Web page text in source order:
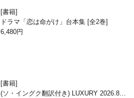
書籍
ドラマ「恋は命がけ」台本集 [全2巻]
6,480円
書籍
(ソ・イングク翻訳付き) LUXURY 2026.8月